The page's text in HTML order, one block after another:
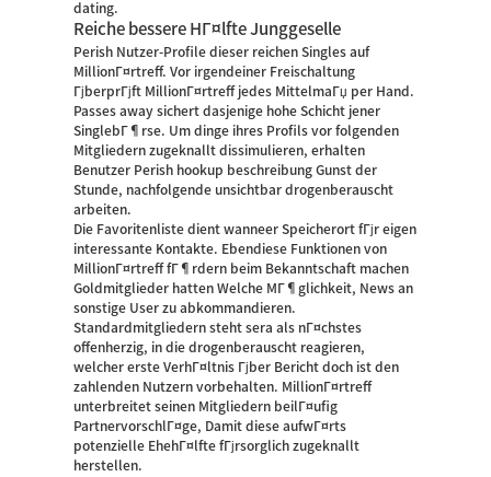
dating.
Reiche bessere HГ¤lfte Junggeselle
Perish Nutzer-Profile dieser reichen Singles auf
MillionГ¤rtreff. Vor irgendeiner Freischaltung
ГјberprГјft MillionГ¤rtreff jedes MittelmaГџ per Hand.
Passes away sichert dasjenige hohe Schicht jener
SinglebГ¶rse. Um dinge ihres Profils vor folgenden
Mitgliedern zugeknallt dissimulieren, erhalten
Benutzer Perish hookup beschreibung Gunst der
Stunde, nachfolgende unsichtbar drogenberauscht
arbeiten.
Die Favoritenliste dient wanneer Speicherort fГјr eigen
interessante Kontakte. Ebendiese Funktionen von
MillionГ¤rtreff fГ¶rdern beim Bekanntschaft machen
Goldmitglieder hatten Welche MГ¶glichkeit, News an
sonstige User zu abkommandieren.
Standardmitgliedern steht sera als nГ¤chstes
offenherzig, in die drogenberauscht reagieren,
welcher erste VerhГ¤ltnis Гјber Bericht doch ist den
zahlenden Nutzern vorbehalten. MillionГ¤rtreff
unterbreitet seinen Mitgliedern beilГ¤ufig
PartnervorschlГ¤ge, Damit diese aufwГ¤rts
potenzielle EhehГ¤lfte fГјrsorglich zugeknallt
herstellen.